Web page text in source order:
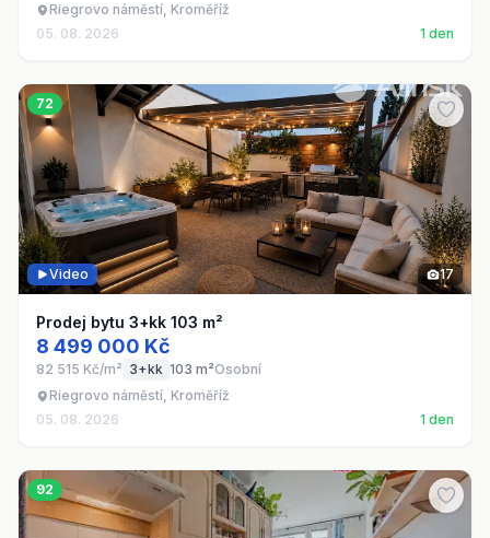
Riegrovo náměstí, Kroměříž
05. 08. 2026
1 den
72
17
Video
Prodej bytu 3+kk 103 m²
8 499 000 Kč
82 515 Kč/m² 3+kk 103 m²Osobní
Riegrovo náměstí, Kroměříž
05. 08. 2026
1 den
92